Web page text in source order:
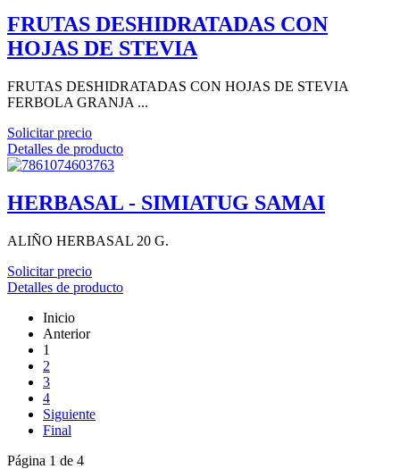
FRUTAS DESHIDRATADAS CON
HOJAS DE STEVIA
FRUTAS DESHIDRATADAS CON HOJAS DE STEVIA
FERBOLA GRANJA ...
Solicitar precio
Detalles de producto
HERBASAL - SIMIATUG SAMAI
ALIÑO HERBASAL 20 G.
Solicitar precio
Detalles de producto
Inicio
Anterior
1
2
3
4
Siguiente
Final
Página 1 de 4